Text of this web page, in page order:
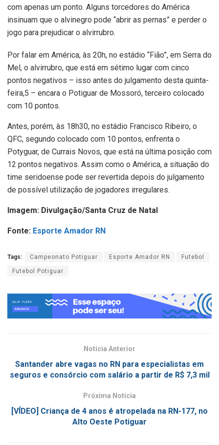
com apenas um ponto. Alguns torcedores do América
insinuam que o alvinegro pode “abrir as pernas” e perder o
jogo para prejudicar o alvirrubro.
Por falar em América, às 20h, no estádio “Fião”, em Serra do
Mel, o alvirrubro, que está em sétimo lugar com cinco
pontos negativos – isso antes do julgamento desta quinta-
feira,5 – encara o Potiguar de Mossoró, terceiro colocado
com 10 pontos.
Antes, porém, às 18h30, no estádio Francisco Ribeiro, o
QFC, segundo colocado com 10 pontos, enfrenta o
Potyguar, de Currais Novos, que está na última posição com
12 pontos negativos. Assim como o América, a situação do
time seridoense pode ser revertida depois do julgamento
de possível utilização de jogadores irregulares.
Imagem: Divulgação/Santa Cruz de Natal
Fonte: Esporte Amador RN
Tags: Campeonato Potiguar Esporte Amador RN Futebol
Futebol Potiguar
Notícia Anterior
Santander abre vagas no RN para especialistas em
seguros e consórcio com salário a partir de R$ 7,3 mil
Próxima Notícia
[VÍDEO] Criança de 4 anos é atropelada na RN-177, no
Alto Oeste Potiguar